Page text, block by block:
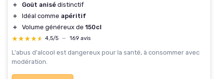
＋
Goût anisé distinctif
＋
Idéal comme apéritif
＋
Volume généreux de 150cl
★★★★★
★★★★★ 4,5/5 — 169 avis
L'abus d'alcool est dangereux pour la santé, à consommer avec
modération.